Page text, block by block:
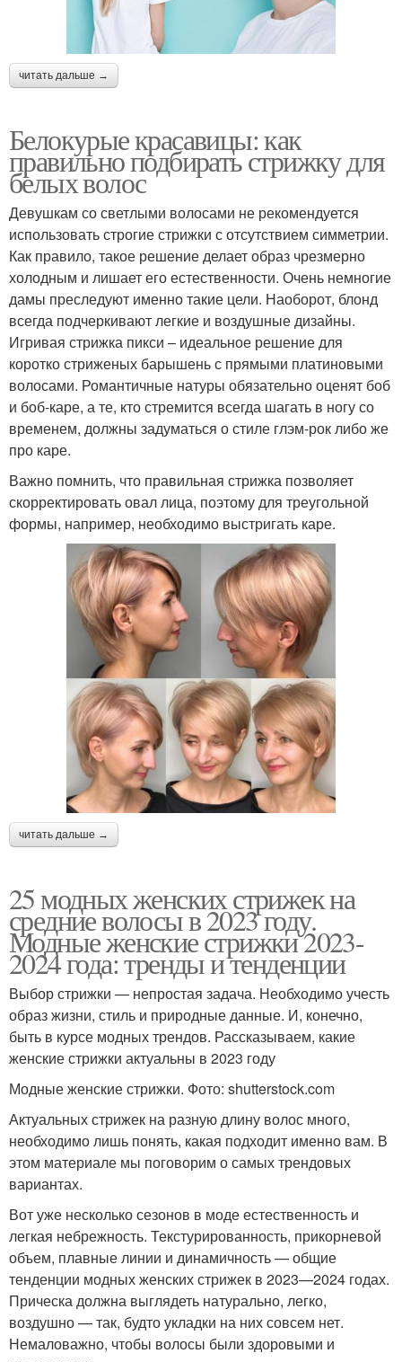
читать дальше →
Белокурые красавицы: как
правильно подбирать стрижку для
белых волос
Девушкам со светлыми волосами не рекомендуется
использовать строгие стрижки с отсутствием симметрии.
Как правило, такое решение делает образ чрезмерно
холодным и лишает его естественности. Очень немногие
дамы преследуют именно такие цели. Наоборот, блонд
всегда подчеркивают легкие и воздушные дизайны.
Игривая стрижка пикси – идеальное решение для
коротко стриженых барышень с прямыми платиновыми
волосами. Романтичные натуры обязательно оценят боб
и боб-каре, а те, кто стремится всегда шагать в ногу со
временем, должны задуматься о стиле глэм-рок либо же
про каре.
Важно помнить, что правильная стрижка позволяет
скорректировать овал лица, поэтому для треугольной
формы, например, необходимо выстригать каре.
читать дальше →
25 модных женских стрижек на
средние волосы в 2023 году.
Модные женские стрижки 2023-
2024 года: тренды и тенденции
Выбор стрижки — непростая задача. Необходимо учесть
образ жизни, стиль и природные данные. И, конечно,
быть в курсе модных трендов. Рассказываем, какие
женские стрижки актуальны в 2023 году
Модные женские стрижки. Фото: shutterstock.com
Актуальных стрижек на разную длину волос много,
необходимо лишь понять, какая подходит именно вам. В
этом материале мы поговорим о самых трендовых
вариантах.
Вот уже несколько сезонов в моде естественность и
легкая небрежность. Текстурированность, прикорневой
объем, плавные линии и динамичность — общие
тенденции модных женских стрижек в 2023—2024 годах.
Прическа должна выглядеть натурально, легко,
воздушно — так, будто укладки на них совсем нет.
Немаловажно, чтобы волосы были здоровыми и